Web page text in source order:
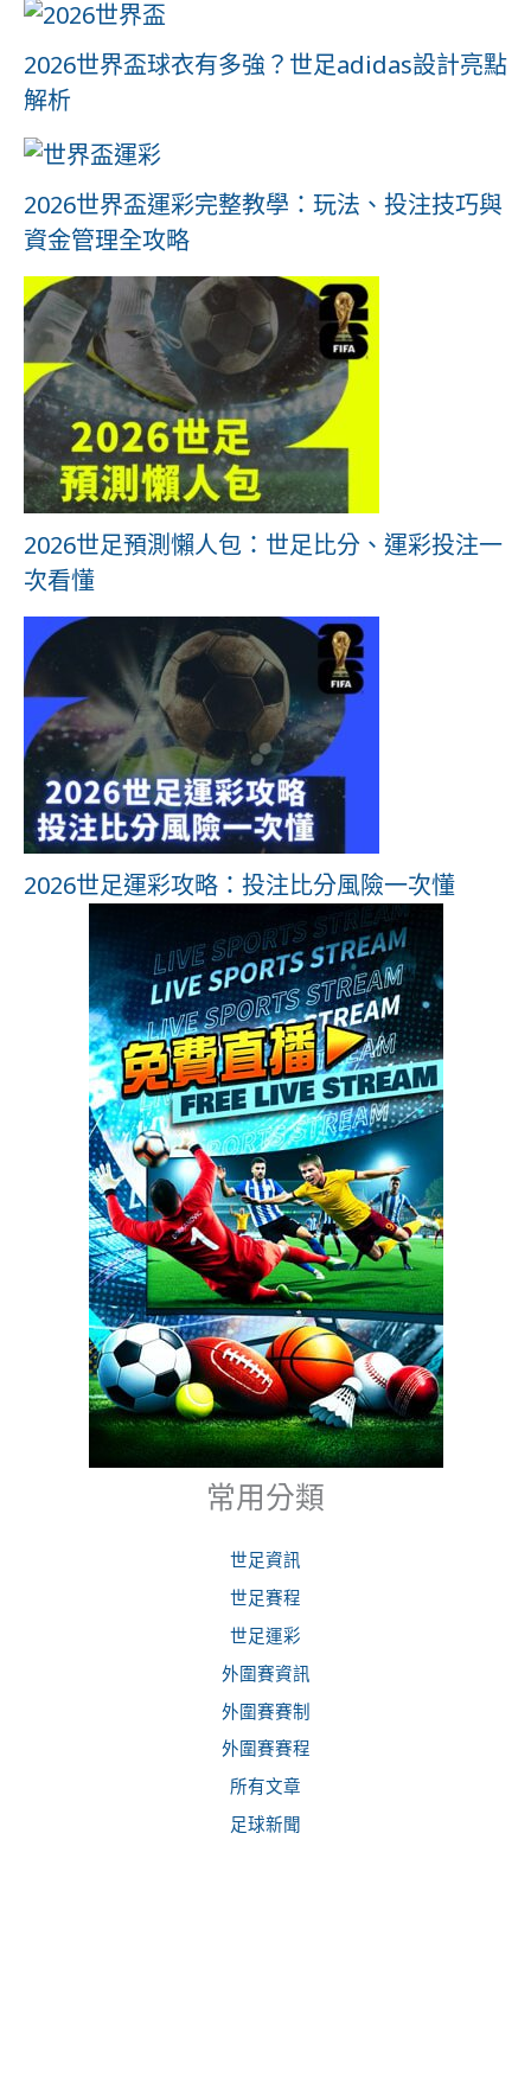
2026世界盃球衣有多強？世足adidas設計亮點
解析
2026世界盃運彩完整教學：玩法、投注技巧與
資金管理全攻略
2026世足預測懶人包：世足比分、運彩投注一
次看懂
2026世足運彩攻略：投注比分風險一次懂
常用分類
世足資訊
世足賽程
世足運彩
外圍賽資訊
外圍賽賽制
外圍賽賽程
所有文章
足球新聞